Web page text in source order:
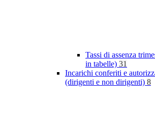
Tassi di assenza
in tabelle) 31
Incarichi conferiti e
(dirigenti e non dirigenti) 8